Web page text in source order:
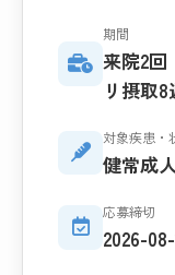
期間
来院2回
リ摂取8
対象疾患・
健常成
応募締切
2026-